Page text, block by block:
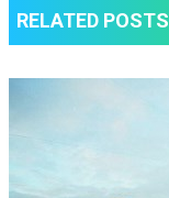
RELATED POSTS